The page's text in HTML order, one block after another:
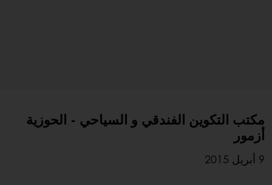
مكتب التكوين الفندقي و السياحي - الحوزية
أزمور
9 أبريل 2015